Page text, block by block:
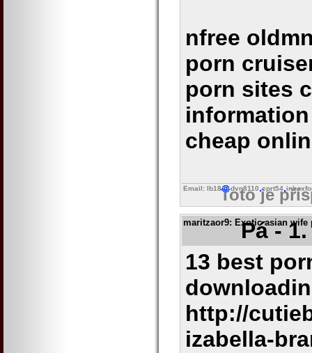
nfree
porn
porn sites
cheap
Email: lb18 dvn8110 cprt54
Toto je
maritzaor9: Exotic asian
Pá -
13 best
http://
izabella-